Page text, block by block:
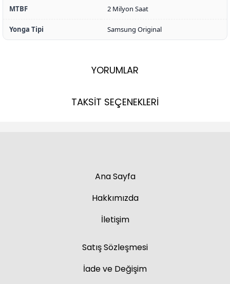
MTBF 2 Milyon Saat
Yonga Tipi Samsung Original
YORUMLAR
TAKSİT SEÇENEKLERİ
Ana Sayfa
Hakkımızda
İletişim
Satış Sözleşmesi
İade ve Değişim